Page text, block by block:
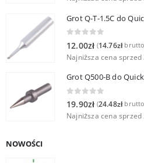
12.00zł (14.76zł
Najniższa cena sprzed
Grot Q500-B do
0out of 5
19.90zł (24.48zł
Najniższa cena sprzed
NOWOŚCI